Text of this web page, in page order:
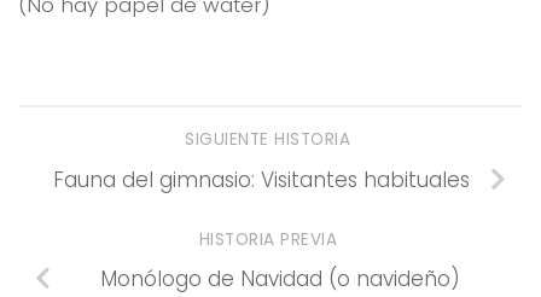
SIGUIENTE HISTORIA
Fauna del gimnasio: Visitantes habituales
HISTORIA PREVIA
Monólogo de Navidad (o navideño)